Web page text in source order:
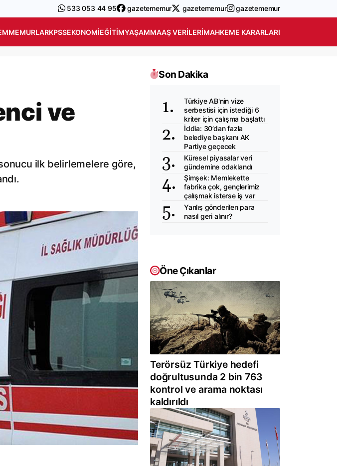
533 053 44 95 gazetememur gazetememur gazetememur
MEMURLARKPSSEKONOMIEĞITIMYAŞAMMAAŞ VERILERIMAHKEME KARARLARI
ve
ilk belirlemelere göre,
Son Dakika
Türkiye AB'nin vize
serbestisi için istediği 6
kriter için çalışma başlattı
İddia: 30’dan fazla
belediye başkanı AK
Partiye geçecek
Küresel piyasalar veri
gündemine odaklandı
Şimşek: Memlekette
fabrika çok, gençlerimiz
çalışmak isterse iş var
Yanlış gönderilen para
nasıl geri alınır?
Öne Çıkanlar
Terörsüz Türkiye hedefi
doğrultusunda 2 bin 763
kontrol ve arama noktası
kaldırıldı